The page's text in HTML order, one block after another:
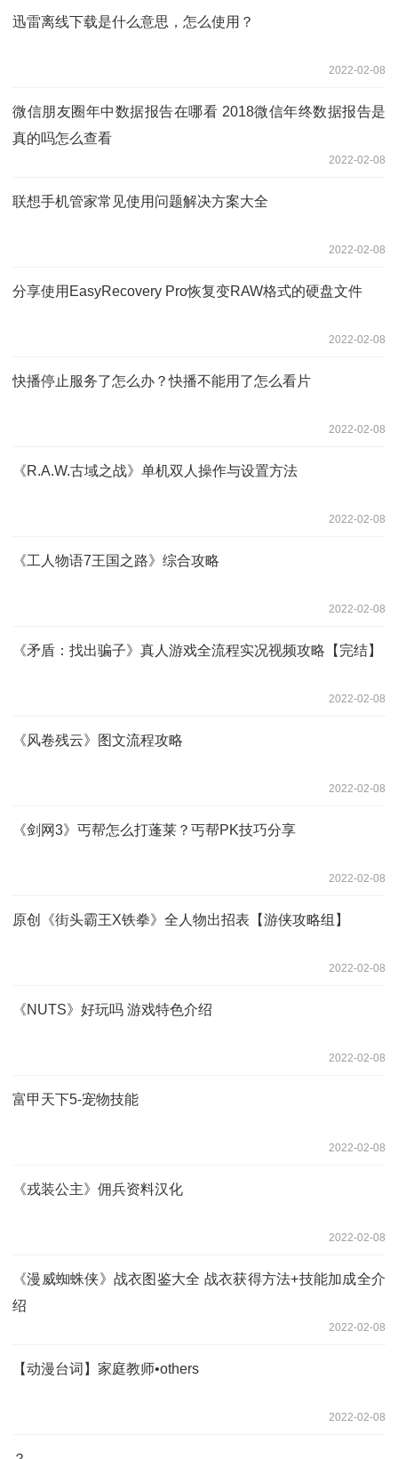
迅雷离线下载是什么意思，怎么使用？
2022-02-08
微信朋友圈年中数据报告在哪看 2018微信年终数据报告是
真的吗怎么查看
2022-02-08
联想手机管家常见使用问题解决方案大全
2022-02-08
分享使用EasyRecovery Pro恢复变RAW格式的硬盘文件
2022-02-08
快播停止服务了怎么办？快播不能用了怎么看片
2022-02-08
《R.A.W.古域之战》单机双人操作与设置方法
2022-02-08
《工人物语7王国之路》综合攻略
2022-02-08
《矛盾：找出骗子》真人游戏全流程实况视频攻略【完结】
2022-02-08
《风卷残云》图文流程攻略
2022-02-08
《剑网3》丐帮怎么打蓬莱？丐帮PK技巧分享
2022-02-08
原创《街头霸王X铁拳》全人物出招表【游侠攻略组】
2022-02-08
《NUTS》好玩吗 游戏特色介绍
2022-02-08
富甲天下5-宠物技能
2022-02-08
《戎装公主》佣兵资料汉化
2022-02-08
《漫威蜘蛛侠》战衣图鉴大全 战衣获得方法+技能加成全介
绍
2022-02-08
【动漫台词】家庭教师•others
2022-02-08